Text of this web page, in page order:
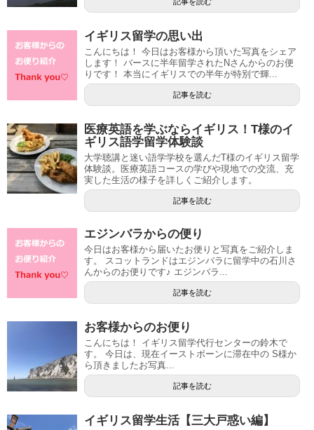
イギリス留学の思い出
こんにちは！ 今日はお客様から頂いた写真をシェア
します！ バースに半年留学されたNさんからのお便
りです！ 本当にイギリスでの半年が特別で輝...
記事を読む
医療英語を学ぶならイギリス！T様のイ
ギリス語学留学体験談
大学聴講と迷い語学学校を選んだT様のイギリス留学
体験談。医療英語コースの学びや現地での交流、充
実した生活の様子を詳しくご紹介します。
記事を読む
エジンバラからの便り
今日はお客様から届いたお便りと写真をご紹介しま
す。 スコットランドはエジンバラに留学中の石川さ
んからのお便りです♪ エジンバラ...
記事を読む
お客様からのお便り
こんにちは！ イギリス留学代行センターの鈴木で
す。 今日は、現在イーストボーンに滞在中の S様か
ら頂きましたお写真...
記事を読む
イギリス留学生活【三大戸惑い編】